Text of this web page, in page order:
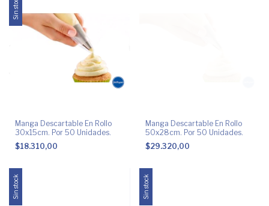
Sin stock
Manga Descartable En Rollo
30x15cm. Por 50 Unidades.
$18.310,00
Manga Descartable En Rollo
50x28cm. Por 50 Unidades.
$29.320,00
Sin stock Sin stock